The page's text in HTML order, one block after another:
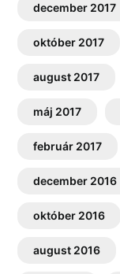
december 2017
október 2017
august 2017
máj 2017
február 2017
december 2016
október 2016
august 2016